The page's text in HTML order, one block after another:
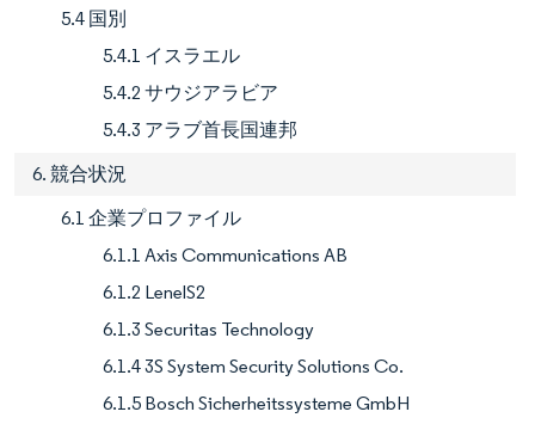
5.4 国別
5.4.1 イスラエル
5.4.2 サウジアラビア
5.4.3 アラブ首長国連邦
6. 競合状況
6.1 企業プロファイル
6.1.1 Axis Communications AB
6.1.2 LenelS2
6.1.3 Securitas Technology
6.1.4 3S System Security Solutions Co.
6.1.5 Bosch Sicherheitssysteme GmbH